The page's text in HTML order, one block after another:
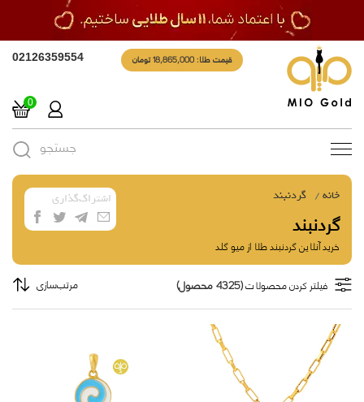
قیمت طلا: 18,865,000 تومان 02126359554
0
Toggle جستجو
خانه گردنبند
گردنبند
خرید آنلاین گردنبند طلا از میو گلد
اشتراک‌گذاری
فیلتر کردن محصولات(4325 محصول) مرتب‌سازی